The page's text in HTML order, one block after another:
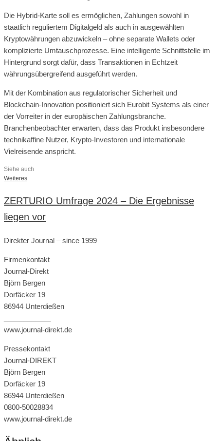
Die Hybrid-Karte soll es ermöglichen, Zahlungen sowohl in
staatlich reguliertem Digitalgeld als auch in ausgewählten
Kryptowährungen abzuwickeln – ohne separate Wallets oder
komplizierte Umtauschprozesse. Eine intelligente Schnittstelle im
Hintergrund sorgt dafür, dass Transaktionen in Echtzeit
währungsübergreifend ausgeführt werden.
Mit der Kombination aus regulatorischer Sicherheit und
Blockchain-Innovation positioniert sich Eurobit Systems als einer
der Vorreiter in der europäischen Zahlungsbranche.
Branchenbeobachter erwarten, dass das Produkt insbesondere
technikaffine Nutzer, Krypto-Investoren und internationale
Vielreisende anspricht.
Siehe auch
Weiteres
ZERTURIO Umfrage 2024 – Die Ergebnisse
liegen vor
Direkter Journal – since 1999
Firmenkontakt
Journal-Direkt
Björn Bergen
Dorfäcker 19
86944 Unterdießen
www.journal-direkt.de
Pressekontakt
Journal-DIREKT
Björn Bergen
Dorfäcker 19
86944 Unterdießen
0800-50028834
www.journal-direkt.de